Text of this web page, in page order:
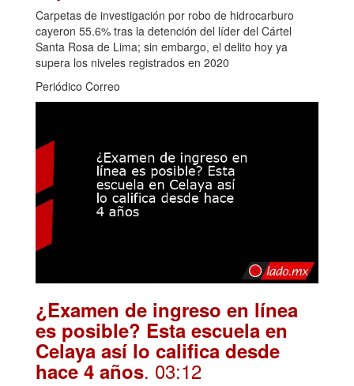
Carpetas de investigación por robo de hidrocarburo
cayeron 55.6% tras la detención del líder del Cártel
Santa Rosa de Lima; sin embargo, el delito hoy ya
supera los niveles registrados en 2020
Periódico Correo
¿Examen de ingreso en línea
es posible? Esta escuela en
Celaya así lo califica desde
hace 4 años. 03:12